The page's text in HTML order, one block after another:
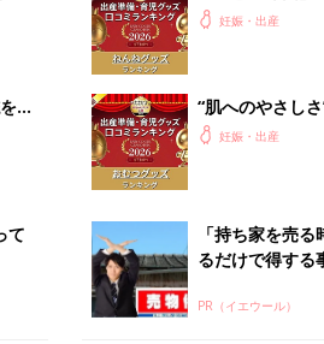
出産予定日計算ツール
り、妊活のタイミングの目
お金・手続き